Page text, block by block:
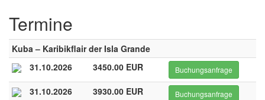
Termine
Kuba – Karibikflair der Isla Grande
31.10.2026
3450.00 EUR Buchungsanfrage
31.10.2026 3930.00 EUR Buchungsanfrage